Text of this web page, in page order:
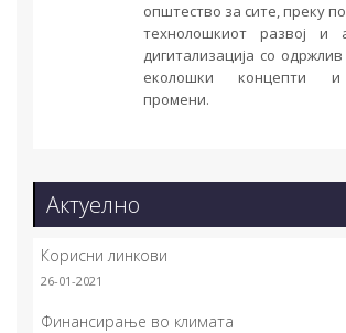
општество за сите, преку
технолошкиот развој и
дигитализација со
еколошки концепти и
промени.
Актуелно
Корисни линкови
26-01-2021
Финансирање во климата